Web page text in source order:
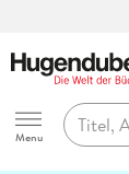
Hugendubel
Menu